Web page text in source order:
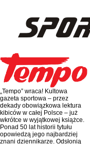
„Tempo” wraca! Kultowa
gazeta sportowa – przez
dekady obowiązkowa lektura
kibiców w całej Polsce – już
wkrótce w wyjątkowej książce.
Ponad 50 lat historii tytułu
opowiedzą jego najbardziej
znani dziennikarze. Odsłonią